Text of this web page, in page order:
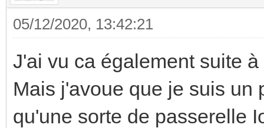
05/12/2020, 13:42:21
J'ai vu ca également suite
Mais j'avoue que je suis un
qu'une sorte de passerelle